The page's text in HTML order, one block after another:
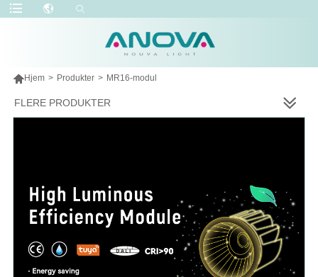
Hjem > Produkter > MR16-modul
FLERE PRODUKTER